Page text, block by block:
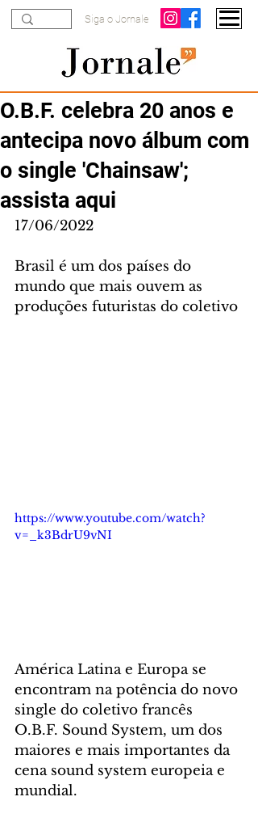
Siga o Jornale
O.B.F. celebra 20 anos e
antecipa novo álbum com
o single 'Chainsaw';
assista aqui
17/06/2022
Brasil é um dos países do
mundo que mais ouvem as
produções futuristas do coletivo
https://www.youtube.com/watch?
v=_k3BdrU9vNI
América Latina e Europa se
encontram na potência do novo
single do coletivo francês
O.B.F. Sound System, um dos
maiores e mais importantes da
cena sound system europeia e
mundial.